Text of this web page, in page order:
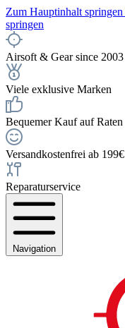
Zum Hauptinhalt springen
springen
Airsoft & Gear since 2003
Viele exklusive Marken
Bequemer Kauf auf Raten
Versandkostenfrei ab 199€
Reparaturservice
Navigation